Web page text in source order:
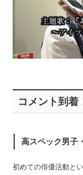
コメント到着
高スペック男子
初めての俳優活動と